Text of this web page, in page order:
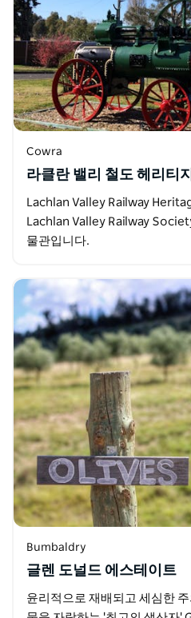
Cowra
라클란 밸리 철도 헤리티
Lachlan Valley Railway
Lachlan Valley Railway
물관입니다.
Bumbaldry
글렌 도널드 에스테이트
윤리적으로 재배되고 세심한